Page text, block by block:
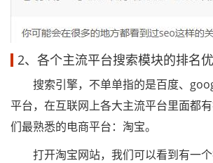
2、各个主流平台搜索模块的排名
搜索引擎，不单单指的是百度、
平台，在互联网上各大主流平台里面都
们最熟悉的电商平台：淘宝。
打开淘宝网站，我们可以看到有一个